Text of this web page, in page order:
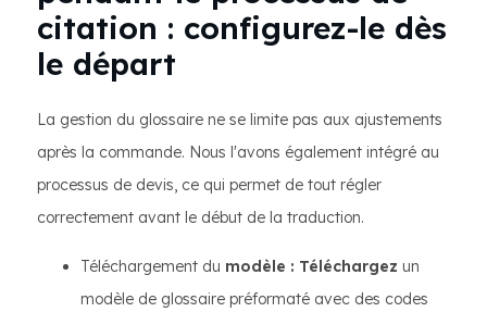
citation : configurez-le dès
le départ
La gestion du glossaire ne se limite pas aux ajustements
après la commande. Nous l'avons également intégré au
processus de devis, ce qui permet de tout régler
correctement avant le début de la traduction.
Téléchargement du modèle : Téléchargez un
modèle de glossaire préformaté avec des codes